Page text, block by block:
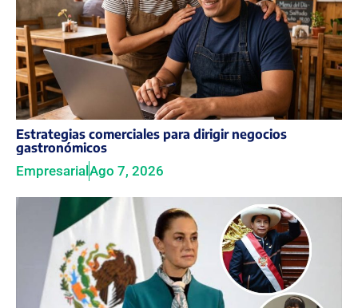
Estrategias comerciales para dirigir negocios
gastronómicos
EmpresarialAgo 7, 2026